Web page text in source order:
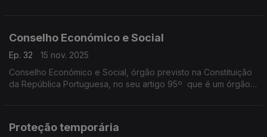
Conselho Económico e Social
Ep. 32
15 nov. 2025
Conselho Económico e Social, órgão previsto na Constituição
da República Portuguesa, no seu artigo 95º que é um órgão
Proteção temporária